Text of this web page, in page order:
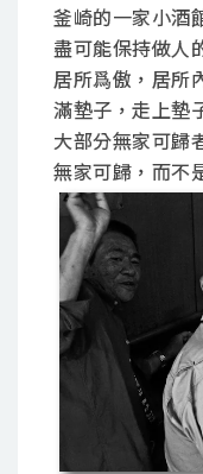
釜崎的一家小酒
盡可能保持做人
居所爲傲，居所
滿墊子，走上墊
大部分無家可歸
無家可歸，而不